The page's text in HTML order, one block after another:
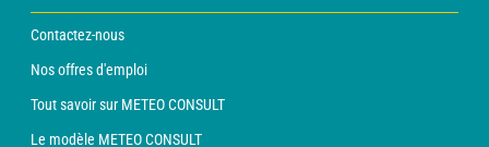
Contactez-nous
Nos offres d'emploi
Tout savoir sur METEO CONSULT
Le modèle METEO CONSULT